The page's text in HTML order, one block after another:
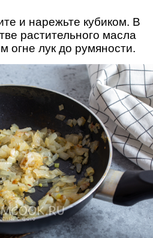
и нарежьте кубиком. В
растительного масла
огне лук до румяности.